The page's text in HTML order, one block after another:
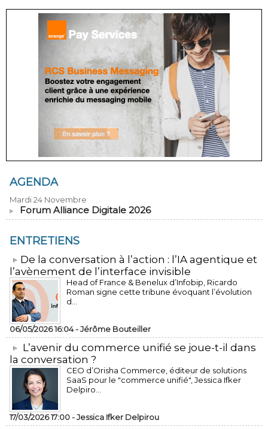
AGENDA
Mardi 24 Novembre
Forum Alliance Digitale 2026
ENTRETIENS
​De la conversation à l’action : l’IA agentique et
l’avènement de l’interface invisible
Head of France & Benelux d’Infobip, Ricardo
Roman signe cette tribune évoquant l’évolution
d...
06/05/2026 16:04 -Jérôme Bouteiller
L’avenir du commerce unifié se joue-t-il dans
la conversation ?
CEO d’Orisha Commerce, éditeur de solutions
SaaS pour le "commerce unifié", Jessica Ifker
Delpiro...
17/03/2026 17:00 -Jessica Ifker Delpirou